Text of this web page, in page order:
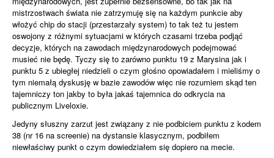
mistrzostwach świata nie zatrzymuję się na każdym punkcie aby
włożyć chip do stacji (przestarzały system) to tak też tu jestem
oswojony z różnymi sytuacjami w których czasami trzeba podjąć
decyzje, których na zawodach międzynarodowych podejmować
musieć nie będę. Tyczy się to zarówno punktu 19 z Marysina jak i
punktu 5 z ubiegłej niedzieli o czym głośno opowiadałem i mieliśmy o
tym niemałą dyskusję w bazie zawodów więc nie rozumiem skąd ten
tajemniczy ton jakby to była jakaś tajemnica do odkrycia na
publicznym Liveloxie.
Jedyny słuszny zarzut jest związany z nie podbiciem punktu z kodem
38 (nr 16 na screenie) na dystansie klasycznym, podbiłem
niewłaściwy punkt o czym dowiedziałem się dopiero na mecie.